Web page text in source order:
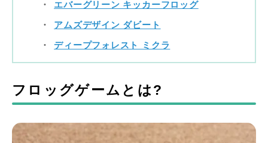
エバーグリーン キッカーフロッグ
アムズデザイン ダビート
ディープフォレスト ミクラ
フロッグゲームとは?